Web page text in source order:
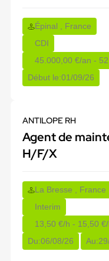
Épinal , France
CDI
45.000,00 €/an -
Début le:01/09/26
ANTILOPE RH
Agent de
H/F/X
La Bresse , France
Interim
13,50 €/h - 15,50
Du:06/08/26 Au: